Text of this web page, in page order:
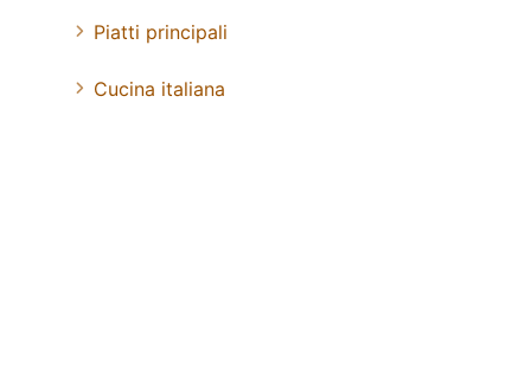
Piatti principali
Cucina italiana